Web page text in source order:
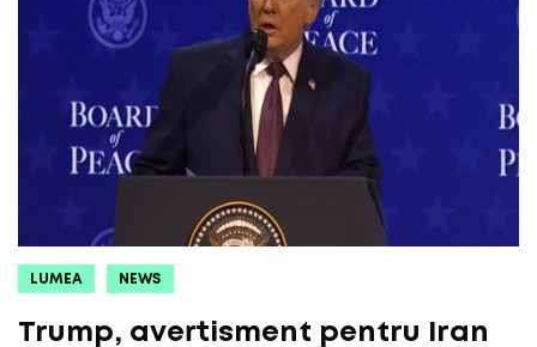
LUMEA NEWS
Trump, avertisment pentru Iran